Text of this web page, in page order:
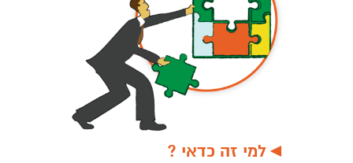
◄למי זה כדאי ?